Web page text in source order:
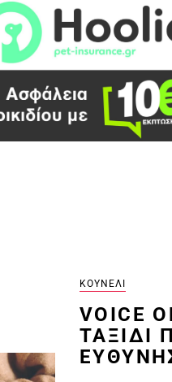
ΚΟΥΝΈΛΙ
VOICE
ΤΑΞΊΔΙ